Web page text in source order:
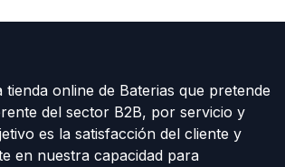
online de Baterias que pretende
del sector B2B, por servicio y
es la satisfacción del cliente y
en nuestra capacidad para